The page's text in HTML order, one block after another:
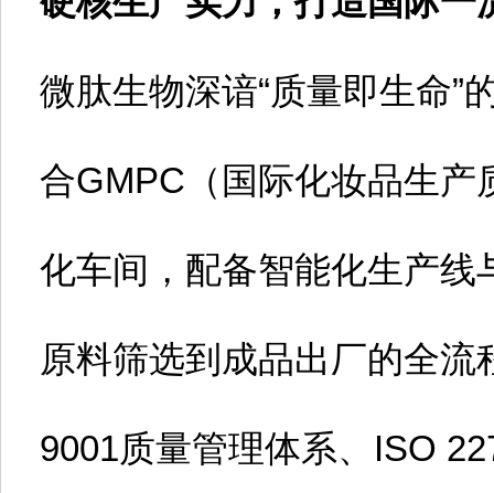
微肽生物深谙“质量即生命”
合GMPC（国际化妆品生
化车间，配备智能化生产
原料筛选到成品出厂的全
9001质量管理体系、ISO